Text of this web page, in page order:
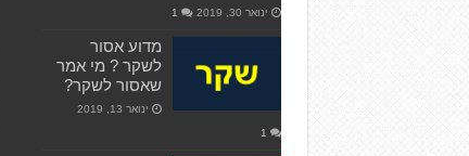
ינואר 30, 2019 1
מדוע אסור
לשקר ? מי אמר
שאסור לשקר?
ינואר 13, 2019
1